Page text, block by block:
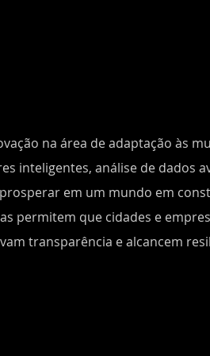
na área de adaptação às
inteligentes, análise de dados
em um mundo em
permitem que cidades e
transparência e alcancem